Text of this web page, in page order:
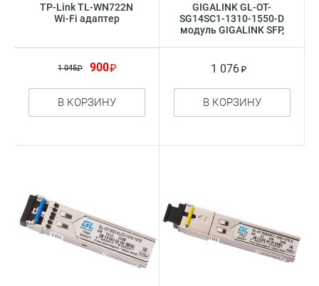
TP-Link TL-WN722N
Wi-Fi адаптер
1 045 900
В КОРЗИНУ
GIGALINK GL-OT-
SG14SC1-1310-1550-D
модуль GIGALINK SFP,
Rx:1550 нм
1 076
В КОРЗИНУ